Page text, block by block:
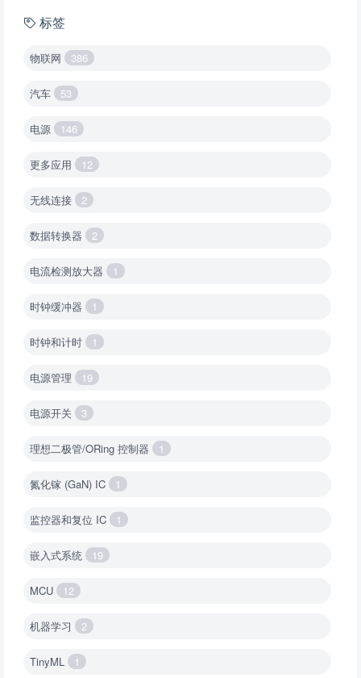
标签
物联网 386
汽车 53
电源 146
更多应用 12
无线连接 2
数据转换器 2
电流检测放大器 1
时钟缓冲器 1
时钟和计时 1
电源管理 19
电源开关 3
理想二极管/ORing 控制器 1
氮化镓 (GaN) IC 1
监控器和复位 IC 1
嵌入式系统 19
MCU 12
机器学习 2
TinyML 1